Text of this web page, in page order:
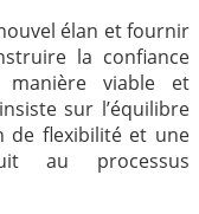
élan et fournir
la confiance
viable et
sur l’équilibre
de flexibilité et une
au processus